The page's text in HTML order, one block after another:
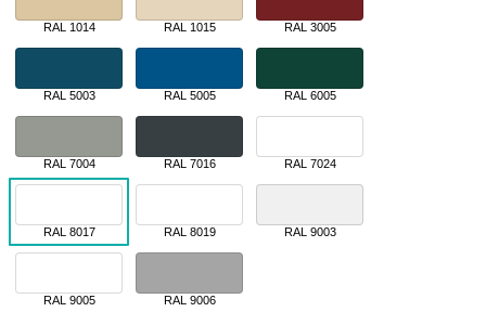
RAL 1014 RAL 1015 RAL 3005
RAL 5003 RAL 5005 RAL 6005
RAL 7004 RAL 7016 RAL 7024
RAL 8017 RAL 8019 RAL 9003
RAL 9005 RAL 9006